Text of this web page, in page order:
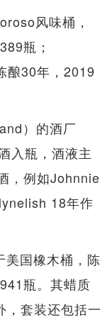
风味桶，
瓶；
酿30年，2019
）的酒厂
入瓶，酒液主
，例如Johnnie
18年作
国橡木桶，陈
瓶。其蜡质
，套装还包括一